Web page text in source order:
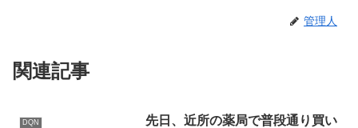
管理人
関連記事
DQN
先日、近所の薬局で普段通り買い